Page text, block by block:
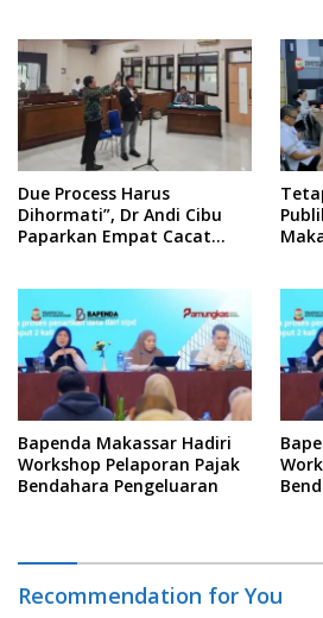
Due Process Harus
Dihormati”, Dr Andi Cibu
Paparkan Empat Cacat
Bapenda Makassar Hadiri
Workshop Pelaporan Pajak
Bendahara Pengeluaran
Recommendation for You